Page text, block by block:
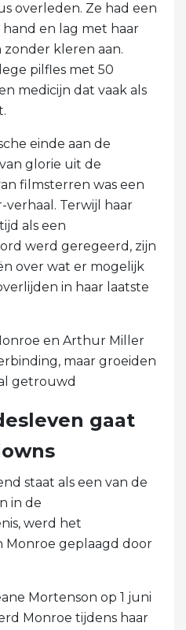
overleden. Ze had een
en lag met haar
kleren aan.
pilfles met 50
medicijn dat vaak als
einde aan de
glorie uit de
filmsterren was een
verhaal. Terwijl haar
als een
werd geregeerd, zijn
over wat er mogelijk
in haar laatste
en Arthur Miller
maar groeiden
getrouwd
gaat
staat als een van de
in de
werd het
Monroe geplaagd door
Mortenson op 1 juni
Monroe tijdens haar